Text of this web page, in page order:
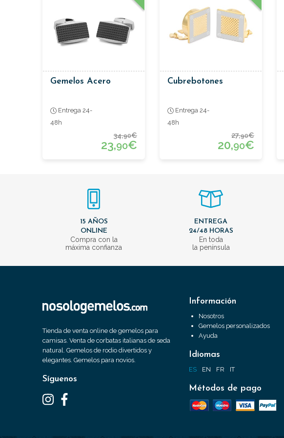
Gemelos Acero
Entrega 24-
48h
34,90€
23,90€
Cubrebotones
Entrega 24-
48h
27,90€
20,90€
15 AÑOS
ONLINE
Compra con la
máxima confianza
ENTREGA
24/48 HORAS
En toda
la península
Tienda de venta online de gemelos para
camisas. Venta de corbatas italianas de seda
natural. Gemelos de rodio divertidos y
elegantes. Gemelos para novios.
Síguenos
Información
Nosotros
Gemelos personalizados
Ayuda
Idiomas
ES EN FR IT
Métodos de pago